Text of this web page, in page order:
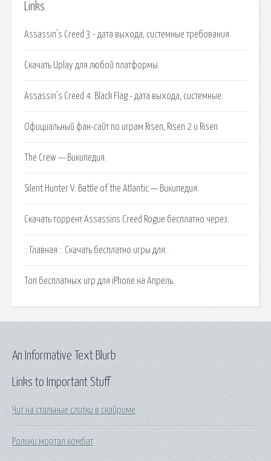
Links
Assassin's Creed 3 - дата выхода, системные требования.
Скачать Uplay для любой платформы.
Assassin's Creed 4: Black Flag - дата выхода, системные.
Официальный фан-сайт по играм Risen, Risen 2 и Risen.
The Crew — Википедия.
Silent Hunter V: Battle of the Atlantic — Википедия.
Скачать торрент Assassins Creed Rogue бесплатно через.
:: Главная :: Скачать бесплатно игры для.
Топ бесплатных игр для iPhone на Апрель.
Links to Important Stuff
Чит на стальные слитки в скайриме
Ролики мортал комбат
An Informative Text Blurb